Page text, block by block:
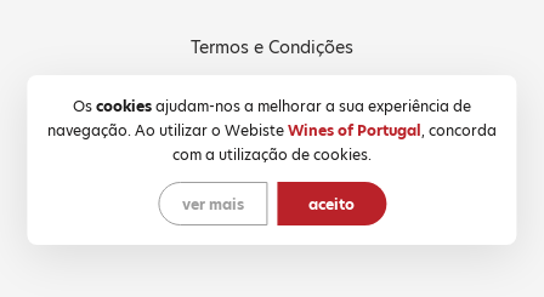
Oscookiesajudam-nos a melhorar a sua experiência de
navegação. Ao utilizar o WebisteWines of Portugal, concorda
com a utilização de cookies.
ver mais aceito
Termos e Condições
Política de Cookies